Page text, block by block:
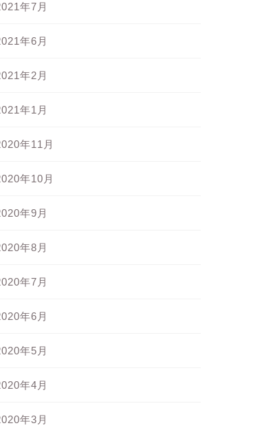
年7月
年6月
年2月
年1月
年11月
年10月
年9月
年8月
年7月
年6月
年5月
年4月
年3月